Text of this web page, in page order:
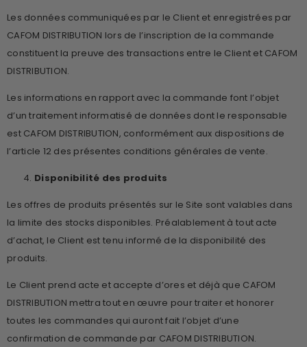
Les données communiquées par le Client et enregistrées par
CAFOM DISTRIBUTION lors de l’inscription de la commande
constituent la preuve des transactions entre le Client et CAFOM
DISTRIBUTION.
Les informations en rapport avec la commande font l’objet
d’un traitement informatisé de données dont le responsable
est CAFOM DISTRIBUTION, conformément aux dispositions de
l’article 12 des présentes conditions générales de vente.
Disponibilité des produits
Les offres de produits présentés sur le Site sont valables dans
la limite des stocks disponibles. Préalablement à tout acte
d’achat, le Client est tenu informé de la disponibilité des
produits.
Le Client prend acte et accepte d’ores et déjà que CAFOM
DISTRIBUTION mettra tout en œuvre pour traiter et honorer
toutes les commandes qui auront fait l’objet d’une
confirmation de commande par CAFOM DISTRIBUTION.